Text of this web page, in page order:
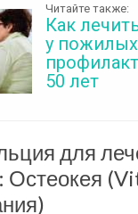
Читайте также:
Как
у
50 лет
для
Остеокея